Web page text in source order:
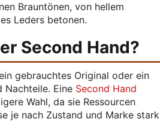
Brauntönen, von hellem
Leders betonen.
Second Hand?
gebrauchtes Original oder ein
Nachteile. Eine Second Hand
Wahl, da sie Ressourcen
je nach Zustand und Marke stark